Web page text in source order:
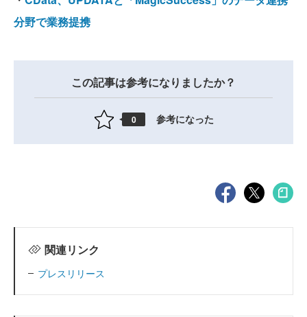
分野で業務提携
この記事は参考になりましたか？
0 参考になった
関連リンク
プレスリリース